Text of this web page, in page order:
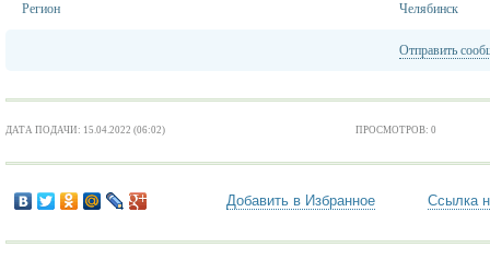
Регион Челябинск
Отправить
ДАТА ПОДАЧИ: 15.04.2022 (06:02) ПРОСМОТРОВ: 0
Добавить в Избранное Ссылка